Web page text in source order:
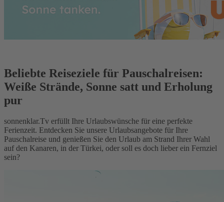
Beliebte Reiseziele für Pauschalreisen:
Weiße Strände, Sonne satt und Erholung
pur
sonnenklar.Tv erfüllt Ihre Urlaubswünsche für eine perfekte
Ferienzeit. Entdecken Sie unsere Urlaubsangebote für Ihre
Pauschalreise und genießen Sie den Urlaub am Strand Ihrer Wahl
auf den Kanaren, in der Türkei, oder soll es doch lieber ein Fernziel
sein?